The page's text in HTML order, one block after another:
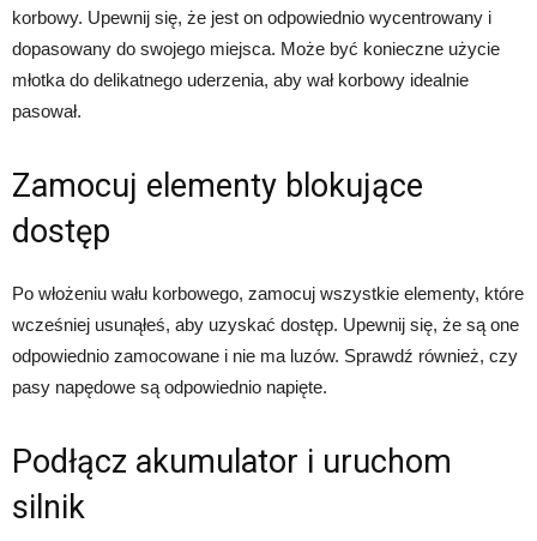
korbowy. Upewnij się, że jest on odpowiednio wycentrowany i
dopasowany do swojego miejsca. Może być konieczne użycie
młotka do delikatnego uderzenia, aby wał korbowy idealnie
pasował.
Zamocuj elementy blokujące
dostęp
Po włożeniu wału korbowego, zamocuj wszystkie elementy, które
wcześniej usunąłeś, aby uzyskać dostęp. Upewnij się, że są one
odpowiednio zamocowane i nie ma luzów. Sprawdź również, czy
pasy napędowe są odpowiednio napięte.
Podłącz akumulator i uruchom
silnik